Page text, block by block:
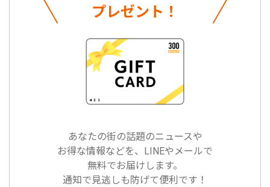
プレゼント！
あなたの街の話題のニュースや
お得な情報などを、LINEやメールで
無料でお届けします。
通知で見逃しも防げて便利です！